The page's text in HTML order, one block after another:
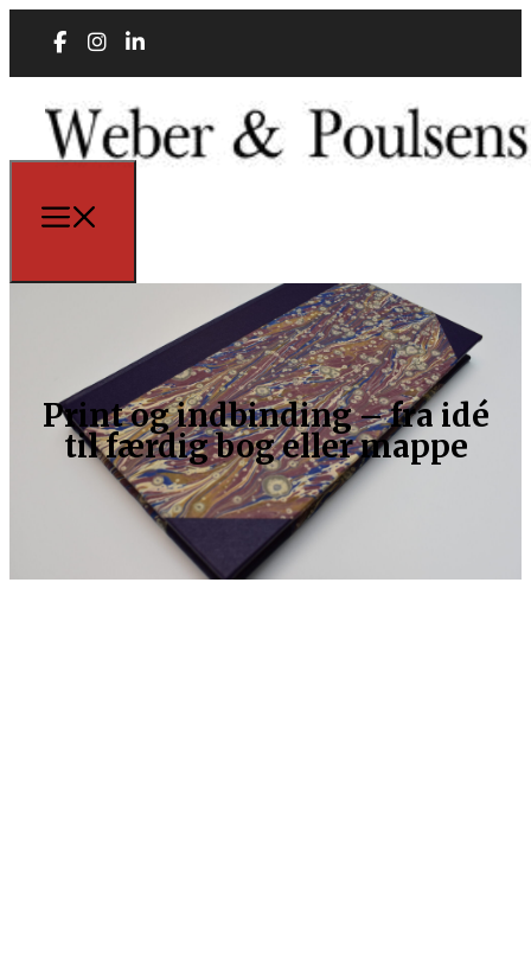
Print og indbinding – fra idé
til færdig bog eller mappe